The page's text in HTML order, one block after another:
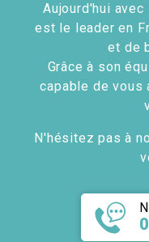
Aujourd'hui
est le leader en
et de
Grâce à son
capable de vous
N'hésitez pas à